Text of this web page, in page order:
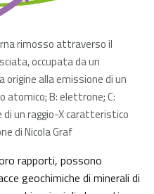
rimosso attraverso il
occupata da un
alla emissione di un
atomico; B: elettrone; C:
di un raggio-X caratteristico
di Nicola Graf
rapporti, possono
geochimiche di minerali di